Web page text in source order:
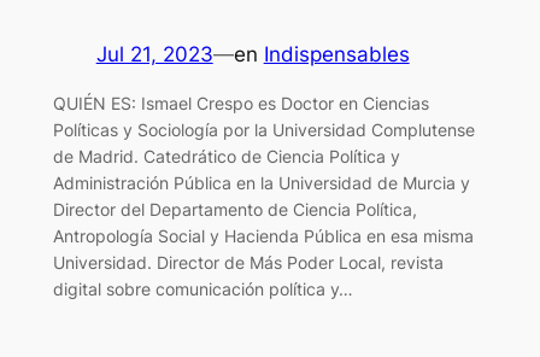
Jul 21, 2023—en Indispensables
QUIÉN ES: Ismael Crespo es Doctor en Ciencias
Políticas y Sociología por la Universidad Complutense
de Madrid. Catedrático de Ciencia Política y
Administración Pública en la Universidad de Murcia y
Director del Departamento de Ciencia Política,
Antropología Social y Hacienda Pública en esa misma
Universidad. Director de Más Poder Local, revista
digital sobre comunicación política y…